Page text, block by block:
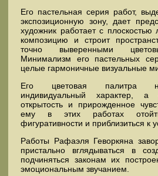
Его пастельная серия работ,
экспозиционную зону, дает
художник работает с плоскостью
композицию и строит
точно выверенными
Минимализм его пастельных
целые гармоничные визуальные
Его цветовая палитра
индивидуальный характер, а
открытость и прирожденное
ему в этих работах
фигуративности и приблизиться к
Работы Рафаэля Геворкяна
пристально вглядываться в
подчиняться законам их
эмоциональным звучанием.